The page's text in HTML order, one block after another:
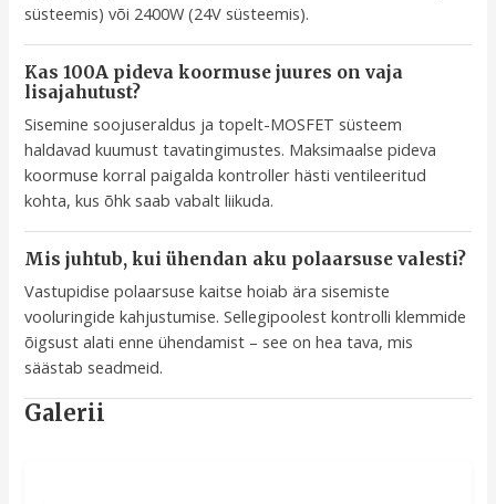
süsteemis) või 2400W (24V süsteemis).
Kas 100A pideva koormuse juures on vaja
lisajahutust?
Sisemine soojuseraldus ja topelt-MOSFET süsteem
haldavad kuumust tavatingimustes. Maksimaalse pideva
koormuse korral paigalda kontroller hästi ventileeritud
kohta, kus õhk saab vabalt liikuda.
Mis juhtub, kui ühendan aku polaarsuse valesti?
Vastupidise polaarsuse kaitse hoiab ära sisemiste
vooluringide kahjustumise. Sellegipoolest kontrolli klemmide
õigsust alati enne ühendamist – see on hea tava, mis
säästab seadmeid.
Galerii